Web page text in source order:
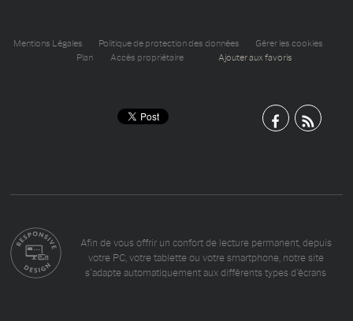
Mentions Légales Politique de protection des données
Gérer les cookies
Plan
Accès propriétaire Ajouter aux favoris
Afin de vous offrir un confort de lecture permanent, depuis
votre PC, votre tablette ou votre smartphone, notre site
s’adapte automatiquement aux différents types d'écrans